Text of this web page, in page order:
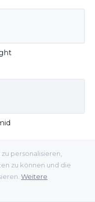
personalisieren,
zu können und die
Weitere